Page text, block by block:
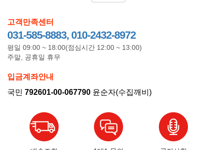
고객만족센터
031-585-8883, 010-2432-8972
평일 09:00 ~ 18:00(점심시간 12:00 ~ 13:00)
주말, 공휴일 휴무
입금계좌안내
국민 792601-00-067790 윤순자(수집깨비)